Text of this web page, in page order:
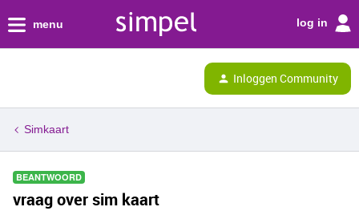
menu log in
Inloggen Community
Simkaart
BEANTWOORD
vraag over sim kaart